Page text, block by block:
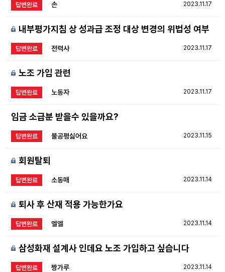
답변완료 2023.11.17
손
내부평가지침 상 성과급 조정 대상 변경의 위법성 여부
답변완료 2023.11.17
전력사
노조 가입 관련
답변완료 2023.11.17
노동자
임금 소급분 받을수 있을까요?
답변완료 2023.11.15
불공평싫어요
회원탈퇴
답변완료 2023.11.14
소동매
퇴사 후 산재 적용 가능한가요
답변완료 2023.11.14
엘엘
삼성화재 설계사 인데요 노조 가입하고 싶습니다
답변완료 2023.11.14
짱가루